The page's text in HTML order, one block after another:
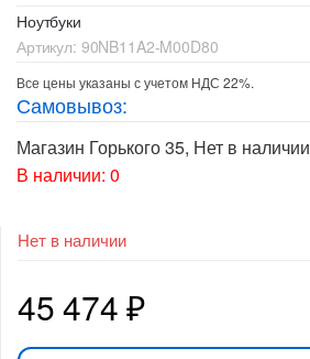
Ноутбуки
Артикул: 90NB11A2-M00D80
Все цены указаны с учетом НДС 22%.
Самовывоз:
Магазин Горького 35, Нет в наличии
В наличии: 0
Нет в наличии
45 474₽